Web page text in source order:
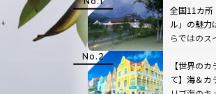
全国11カ所
ル」の魅力
らではのス
【世界の
て】海＆カ